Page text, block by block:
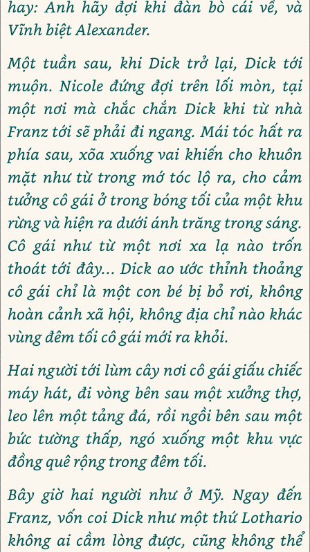
hay: Anh hãy đợi khi đàn bò cái về, và
Vĩnh biệt Alexander.
Một tuần sau, khi Dick trở lại, Dick tới
muộn. Nicole đứng đợi trên lối mòn, tại
một nơi mà chắc chắn Dick khi từ nhà
Franz tới sẽ phải đi ngang. Mái tóc hất ra
phía sau, xõa xuống vai khiến cho khuôn
mặt như từ trong mớ tóc lộ ra, cho cảm
tưởng cô gái ở trong bóng tối của một khu
rừng và hiện ra dưới ánh trăng trong sáng.
Cô gái như từ một nơi xa lạ nào trốn
thoát tới đây... Dick ao ước thỉnh thoảng
cô gái chỉ là một con bé bị bỏ rơi, không
hoàn cảnh xã hội, không địa chỉ nào khác
vùng đêm tối cô gái mới ra khỏi.
Hai người tới lùm cây nơi cô gái giấu chiếc
máy hát, đi vòng bên sau một xưởng thợ,
leo lên một tảng đá, rồi ngồi bên sau một
bức tường thấp, ngó xuống một khu vực
đồng quê rộng trong đêm tối.
Bây giờ hai người như ở Mỹ. Ngay đến
Franz, vốn coi Dick như một thứ Lothario
không ai cầm lòng được, cũng không thể